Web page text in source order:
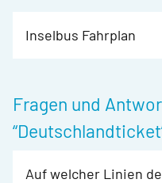
Inselbus Fahrplan
Fragen und
Auf welcher Linien